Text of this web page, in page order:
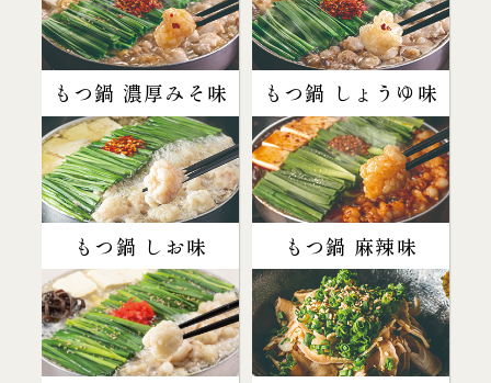
もつ鍋 濃厚みそ味 もつ鍋 しょうゆ味
もつ鍋 しお味 もつ鍋 麻辣味